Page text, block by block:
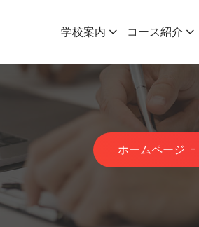
学校案内 コース紹介
ホームページ -